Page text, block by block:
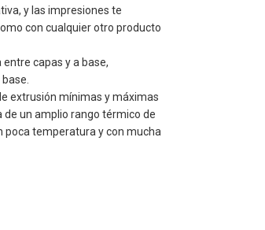
y las impresiones te
con cualquier otro producto
entre capas y a base,
extrusión mínimas y máximas
un amplio rango térmico de
poca temperatura y con mucha